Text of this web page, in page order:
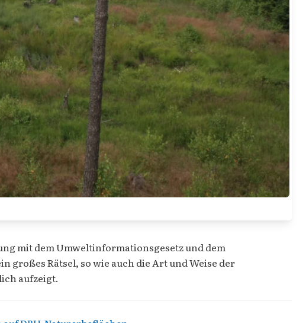
mit dem Umweltinformationsgesetz und dem
Rätsel, so wie auch die Art und Weise der
aufzeigt.